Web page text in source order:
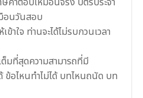
อนวันสอบ
าใจ ท่านจะได้ไม่รบกวนเวลา
มที่สุดความสามารถที่มี
ข้อไหนทำไม่ได้ บทไหนถนัด บท